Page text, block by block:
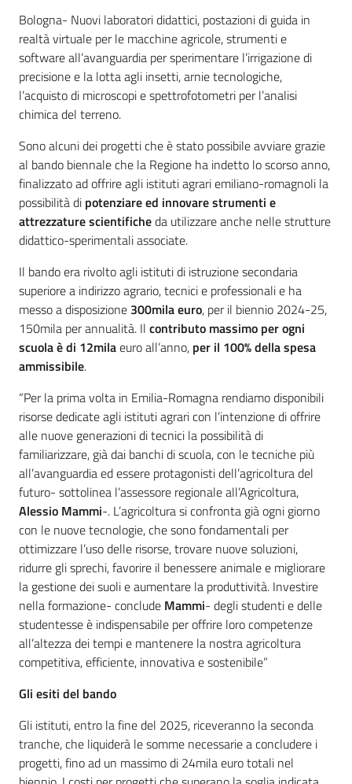
Contenuto
Bologna- Nuovi laboratori didattici, postazioni di guida in
realtà virtuale per le macchine agricole, strumenti e
software all’avanguardia per sperimentare l’irrigazione di
precisione e la lotta agli insetti, arnie tecnologiche,
l’acquisto di microscopi e spettrofotometri per l’analisi
chimica del terreno.
Sono alcuni dei progetti che è stato possibile avviare grazie
al bando biennale che la Regione ha indetto lo scorso anno,
finalizzato ad offrire agli istituti agrari emiliano-romagnoli la
possibilità di potenziare ed innovare strumenti e
attrezzature scientificheda utilizzare anche nelle strutture
didattico-sperimentali associate.
Il bando era rivolto agli istituti di istruzione secondaria
superiore a indirizzo agrario, tecnici e professionali e ha
messo a disposizione 300mila euro, per il biennio 2024-25,
150mila per annualità. Il contributo massimo per ogni
scuola è di 12milaeuro all’anno, per il 100% della spesa
ammissibile.
“Per la prima volta in Emilia-Romagna rendiamo disponibili
risorse dedicate agli istituti agrari con l’intenzione di offrire
alle nuove generazioni di tecnici la possibilità di
familiarizzare, già dai banchi di scuola, con le tecniche più
all’avanguardia ed essere protagonisti dell’agricoltura del
futuro- sottolinea l’assessore regionale all’Agricoltura,
Alessio Mammi-. L’agricoltura si confronta già ogni giorno
con le nuove tecnologie, che sono fondamentali per
ottimizzare l’uso delle risorse, trovare nuove soluzioni,
ridurre gli sprechi, favorire il benessere animale e migliorare
la gestione dei suoli e aumentare la produttività. Investire
nella formazione- conclude Mammi- degli studenti e delle
studentesse è indispensabile per offrire loro competenze
all’altezza dei tempi e mantenere la nostra agricoltura
competitiva, efficiente, innovativa e sostenibile”
Gli esiti del bando
Gli istituti, entro la fine del 2025, riceveranno la seconda
tranche, che liquiderà le somme necessarie a concludere i
progetti, fino ad un massimo di 24mila euro totali nel